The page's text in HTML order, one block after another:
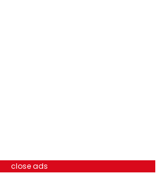
close ads